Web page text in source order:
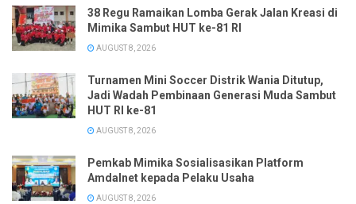
38 Regu Ramaikan Lomba Gerak Jalan Kreasi di
Mimika Sambut HUT ke-81 RI
AUGUST 8, 2026
Turnamen Mini Soccer Distrik Wania Ditutup,
Jadi Wadah Pembinaan Generasi Muda Sambut
HUT RI ke-81
AUGUST 8, 2026
Pemkab Mimika Sosialisasikan Platform
Amdalnet kepada Pelaku Usaha
AUGUST 8, 2026